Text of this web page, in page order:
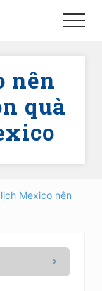
Menu
nên
quà
Mexico nên